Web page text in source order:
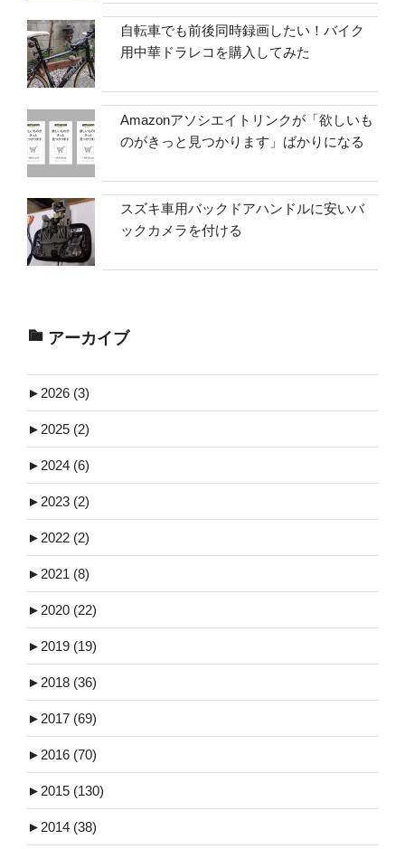
自転車でも前後同時録画したい！バイク
用中華ドラレコを購入してみた
Amazonアソシエイトリンクが「欲しいも
のがきっと見つかります」ばかりになる
スズキ車用バックドアハンドルに安いバ
ックカメラを付ける
アーカイブ
► 2026 (3)
► 2025 (2)
► 2024 (6)
► 2023 (2)
► 2022 (2)
► 2021 (8)
► 2020 (22)
► 2019 (19)
► 2018 (36)
► 2017 (69)
► 2016 (70)
► 2015 (130)
► 2014 (38)